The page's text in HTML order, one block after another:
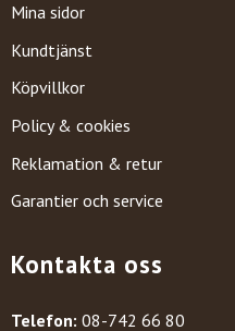
Mina sidor
Kundtjänst
Köpvillkor
Policy & cookies
Reklamation & retur
Garantier och service
Kontakta oss
Telefon: 08-742 66 80